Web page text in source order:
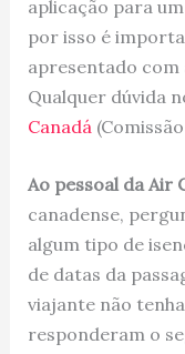
aplicação para
por isso é
apresentado com
Qualquer dúvida
Canadá
Ao pessoal da Air
canadense,
algum tipo de
de datas da
viajante não
responderam o